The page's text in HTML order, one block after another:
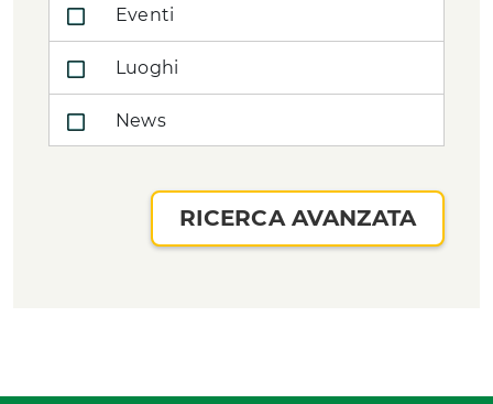
Eventi
Luoghi
News
RICERCA AVANZATA